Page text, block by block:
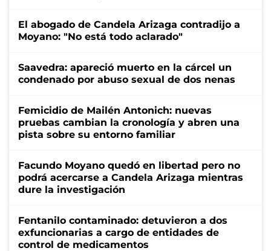
El abogado de Candela Arizaga contradijo a
Moyano: "No está todo aclarado"
Saavedra: apareció muerto en la cárcel un
condenado por abuso sexual de dos nenas
Femicidio de Mailén Antonich: nuevas
pruebas cambian la cronología y abren una
pista sobre su entorno familiar
Facundo Moyano quedó en libertad pero no
podrá acercarse a Candela Arizaga mientras
dure la investigación
Fentanilo contaminado: detuvieron a dos
exfuncionarias a cargo de entidades de
control de medicamentos